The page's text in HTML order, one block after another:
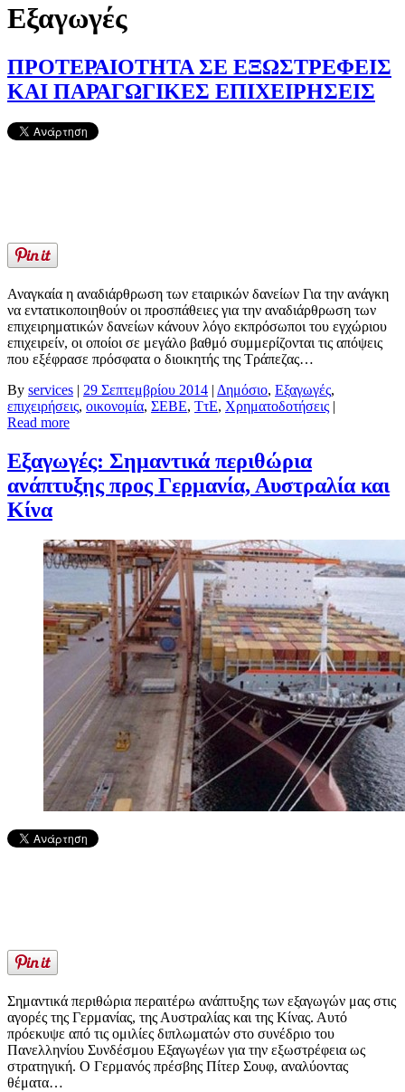
Εξαγωγές
ΠΡΟΤΕΡΑΙΟΤΗΤΑ ΣΕ ΕΞΩΣΤΡΕΦΕΙΣ
ΚΑΙ ΠΑΡΑΓΩΓΙΚΕΣ ΕΠΙΧΕΙΡΗΣΕΙΣ
Αναγκαία η αναδιάρθρωση των εταιρικών δανείων Για την ανάγκη
να εντατικοποιηθούν οι προσπάθειες για την αναδιάρθρωση των
επιχειρηματικών δανείων κάνουν λόγο εκπρόσωποι του εγχώριου
επιχειρείν, οι οποίοι σε μεγάλο βαθμό συμμερίζονται τις απόψεις
που εξέφρασε πρόσφατα ο διοικητής της Τράπεζας…
By services | 29 Σεπτεμβρίου 2014 | Δημόσιο, Εξαγωγές,
επιχειρήσεις, οικονομία, ΣΕΒΕ, ΤτΕ, Χρηματοδοτήσεις |
Read more
Εξαγωγές: Σημαντικά περιθώρια
ανάπτυξης προς Γερμανία, Αυστραλία και
Κίνα
Σημαντικά περιθώρια περαιτέρω ανάπτυξης των εξαγωγών μας στις
αγορές της Γερμανίας, της Αυστραλίας και της Κίνας. Αυτό
πρόεκυψε από τις ομιλίες διπλωματών στο συνέδριο του
Πανελληνίου Συνδέσμου Εξαγωγέων για την εξωστρέφεια ως
στρατηγική. Ο Γερμανός πρέσβης Πίτερ Σουφ, αναλύοντας
θέματα…